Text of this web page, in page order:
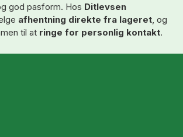
god pasform. Hos Ditlevsen
afhentning direkte fra lageret , og
til at ringe for personlig kontakt.